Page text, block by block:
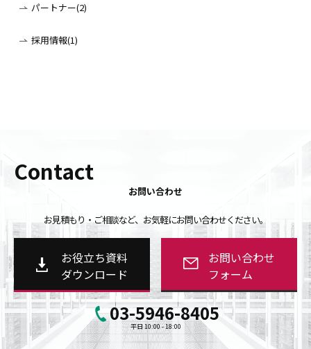
パートナー(2)
採用情報(1)
Contact
お問い合わせ
お見積もり・ご相談など、お気軽にお問い合わせください。
お役立ち資料
ダウンロード
お問い合わせ
フォーム
03-5946-8405
平日 10:00 - 18:00